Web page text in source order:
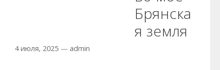
Брянска
я земля
4 июля, 2025 — admin